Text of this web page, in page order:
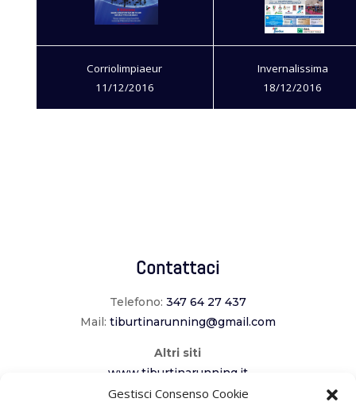
Gestisci Consenso Cookie
Corriolimpiaeur
11/12/2016
Invernalissima
18/12/2016
Contattaci
Telefono: 347 64 27 437
Mail: tiburtinarunning@gmail.com
Altri siti
www.tiburtinarunning.it
www.corriladuecomuni.it